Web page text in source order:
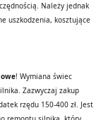
Należy jednak
uszkodzenia, kosztujące
! Wymiana świec
Zazwyczaj zakup
rzędu 150-400 zł. Jest